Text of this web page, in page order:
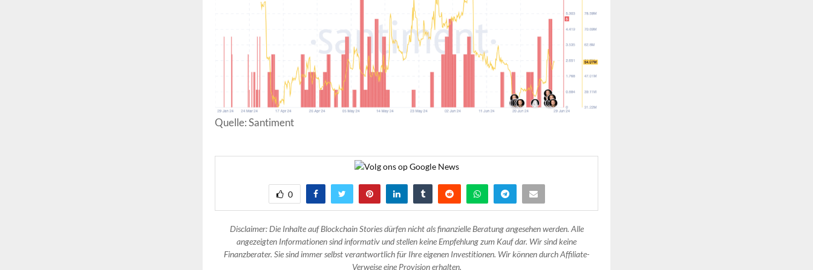
Quelle: Santiment
0
Disclaimer: Die Inhalte auf Blockchain Stories dürfen nicht als finanzielle Beratung angesehen werden. Alle
angezeigten Informationen sind informativ und stellen keine Empfehlung zum Kauf dar. Wir sind keine
Finanzberater. Sie sind immer selbst verantwortlich für Ihre eigenen Investitionen. Wir können durch Affiliate-
Verweise eine Provision erhalten.